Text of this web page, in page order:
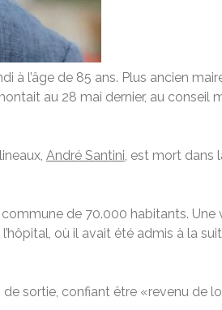
à l’âge de 85 ans. Plus ancien
au 28 mai dernier, au conseil
André Santini, est mort dans
de 70.000 habitants.
où il avait été admis à la
sortie, confiant être «revenu de